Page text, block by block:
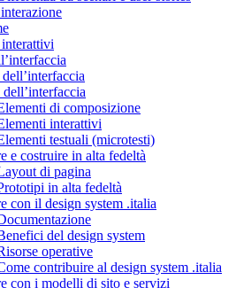
di composizione
interattivi
testuali (microtesti)
e costruire in alta fedeltà
di pagina
in alta fedeltà
con il design system .italia
del design system
operative
contribuire al design system .italia
con i modelli di sito e servizi